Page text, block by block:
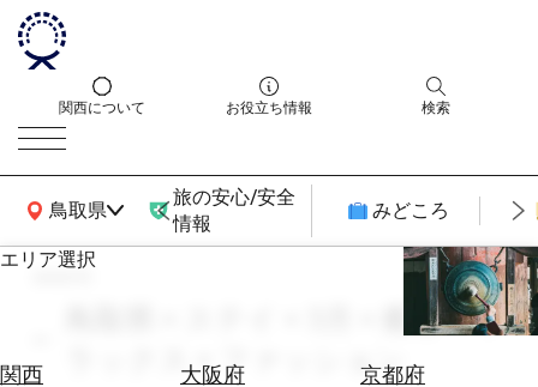
関西について お役立ち情報 検索
鳥取県
関西広域MAP
旅の安心/安全
情報
みどころ
エリア選択
関西 大阪府
京都府
エ
search
鳥取県 × ステイ × 3月 × 癒し・リ
ラックス × ファッション